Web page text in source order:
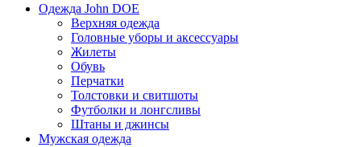
Одежда John DOE
Верхняя одежда
Головные уборы и аксессуары
Жилеты
Обувь
Перчатки
Толстовки и свитшоты
Футболки и лонгсливы
Штаны и джинсы
Мужская одежда